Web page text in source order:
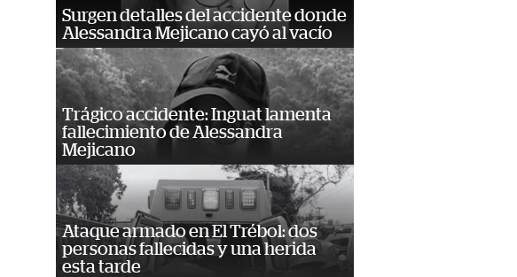
Surgen detalles del accidente donde
Alessandra Mejicano cayó al vacío
Trágico accidente: Inguat lamenta
fallecimiento de Alessandra
Mejicano
Ataque armado en El Trébol: dos
personas fallecidas y una herida
esta tarde